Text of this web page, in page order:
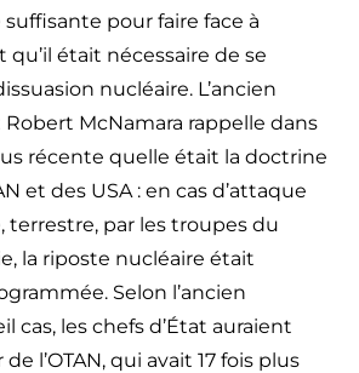
pour faire face à
qu’il était nécessaire de se
nucléaire. L’ancien
Robert McNamara rappelle dans
récente quelle était la doctrine
et des USA : en cas d’attaque
par les troupes du
la riposte nucléaire était
Selon l’ancien
cas, les chefs d’État auraient
l’OTAN, qui avait 17 fois plus